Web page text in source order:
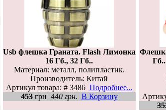
Usb флешка Граната. Flash Лимонка
16 Гб., 32 Гб..
Материал: металл, полипластик.
Производитель: Китай
Артикул товара: # 3486 Подробнее...
453грн 440 грн. В Корзину